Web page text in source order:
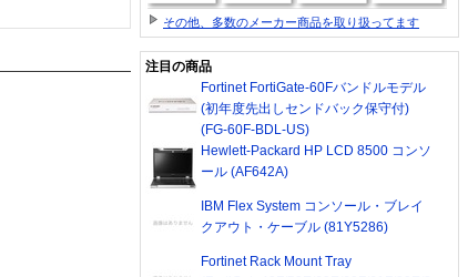
その他、多数のメーカー商品を取り扱ってます
注目の商品
Fortinet FortiGate-60Fバンドルモデル
(初年度先出しセンドバック保守付)
(FG-60F-BDL-US)
Hewlett-Packard HP LCD 8500 コンソ
ール (AF642A)
IBM Flex System コンソール・ブレイ
クアウト・ケーブル (81Y5286)
Fortinet Rack Mount Tray